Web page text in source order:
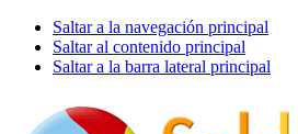
Saltar a la navegación principal
Saltar al contenido principal
Saltar a la barra lateral principal